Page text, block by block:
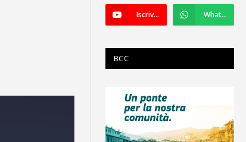
Iscriviti a YouTube WhatsApp
BCC